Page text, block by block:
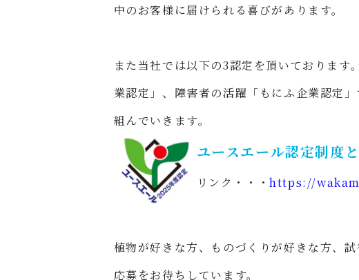
中のお客様に届けられる喜びがあります。
また当社では以下の3認定を頂いておりま
業認定」、障害者の活躍「もにふ企業認定
組んでいきます。
ユースエール認定制度
リンク・・・https://
植物が好きな方、ものづくりが好きな方、
応募をお待ちしています。